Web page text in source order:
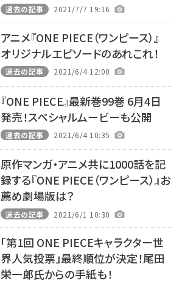
過去の記事 2021/7/7 19:16
アニメ『ONE PIECE（ワンピース）』
オリジナルエピソードのあれこれ！
過去の記事 2021/6/4 12:00
『ONE PIECE』最新巻99巻 6月4日
発売！スペシャルムービーも公開
過去の記事 2021/6/4 10:35
原作マンガ・アニメ共に1000話を記
録する『ONE PIECE（ワンピース）』お
薦め劇場版は？
過去の記事 2021/6/1 10:30
「第1回 ONE PIECEキャラクター世
界人気投票」最終順位が決定！尾田
栄一郎氏からの手紙も！